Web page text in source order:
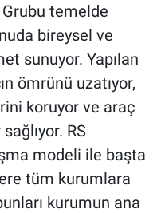
temelde
bireysel ve
sunuyor. Yapılan
ömrünü uzatıyor,
koruyor ve araç
RS
modeli ile başta
tüm kurumlara
kurumun ana